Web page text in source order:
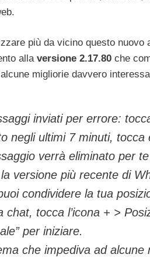
più da vicino questo nuovo
alla versione 2.17.80 che
migliorie davvero
inviati per errore:
negli ultimi 7 minuti, tocca
verrà eliminato per
versione più recente di
condividere la tua
chat, tocca l’icona + >
per iniziare.
che impediva ad alcune